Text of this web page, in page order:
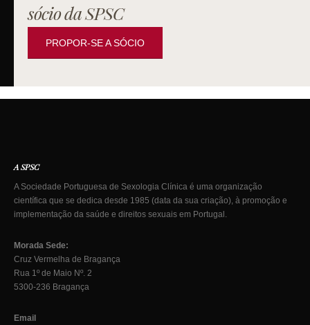
sócio da SPSC
PROPOR-SE A SÓCIO
A SPSC
A Sociedade Portuguesa de Sexologia Clínica é uma organização
científica que se dedica desde 1985 (data da sua criação), à promoção e
implementação da saúde e direitos sexuais em Portugal.
Morada Sede:
Cruz Vermelha de Bragança
Rua 1º de Maio Nº. 2
5300-236 Bragança
Email